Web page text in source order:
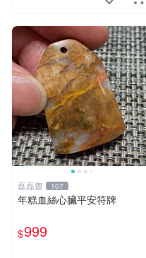
磊磊齋 107
年糕血絲心臟平安符牌
$999